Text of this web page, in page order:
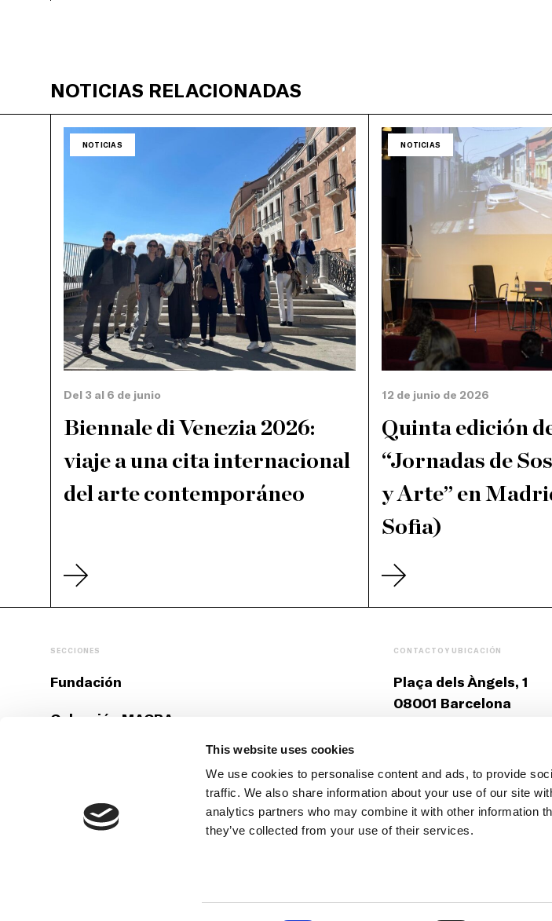
This website uses cookies
We use cookies to personalise content and ads, to provide
traffic. We also share information about your use of our site
analytics partners who may combine it with other information
they’ve collected from your use of their services.
NOTICIAS RELACIONADAS
NOTICIAS
Del 3 al 6 de junio
Biennale di Venezia 2026:
viaje a una cita internacional
del arte contemporáneo
NOTICIAS
12 de junio de 2026
Quinta edición
“Jornadas de
y Arte” en
Sofia)
SECCIONES
Fundación
Colección MACBA
Colaboradores
CONTACTO Y UBICACIÓN
Plaça dels Àngels, 1
08001 Barcelona
fmacba@macba.cat
Contáctanos